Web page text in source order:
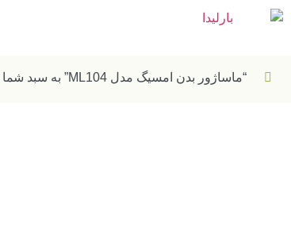
“ماساژور بدن امسیگ مدل ML104” به سبد شما افزوده شد.